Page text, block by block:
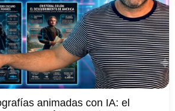
animadas con IA: el